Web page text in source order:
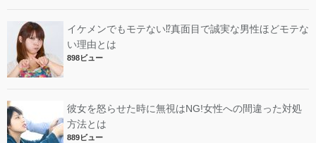
イケメンでもモテない⁉︎真面目で誠実な男性ほどモテな
い理由とは
898ビュー
彼女を怒らせた時に無視はNG!女性への間違った対処
方法とは
889ビュー